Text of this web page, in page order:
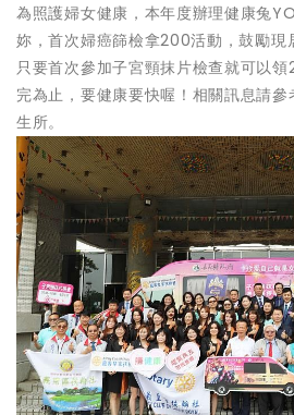
為照護婦女健康，本年度辦理健康兔
妳，首次婦癌篩檢拿200活動，鼓勵現
只要首次參加子宮頸抹片檢查就可以
完為止，要健康要快喔！相關訊息請
生所。